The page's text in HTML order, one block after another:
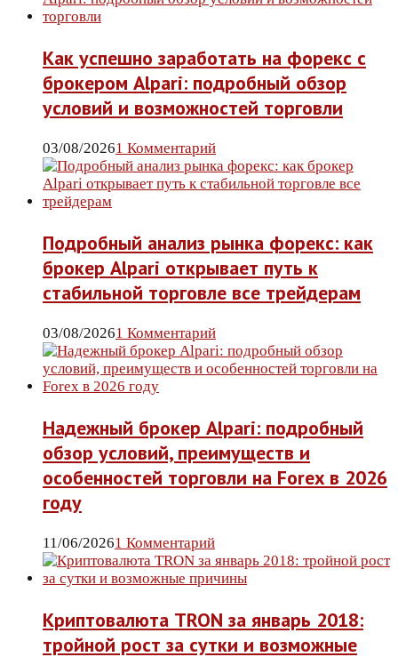
Как успешно заработать на форекс с
брокером Alpari: подробный обзор
условий и возможностей торговли
03/08/20261 Комментарий
Подробный анализ рынка форекс: как
брокер Alpari открывает путь к
стабильной торговле все трейдерам
03/08/20261 Комментарий
Надежный брокер Alpari: подробный
обзор условий, преимуществ и
особенностей торговли на Forex в 2026
году
11/06/20261 Комментарий
Криптовалюта TRON за январь 2018:
тройной рост за сутки и возможные